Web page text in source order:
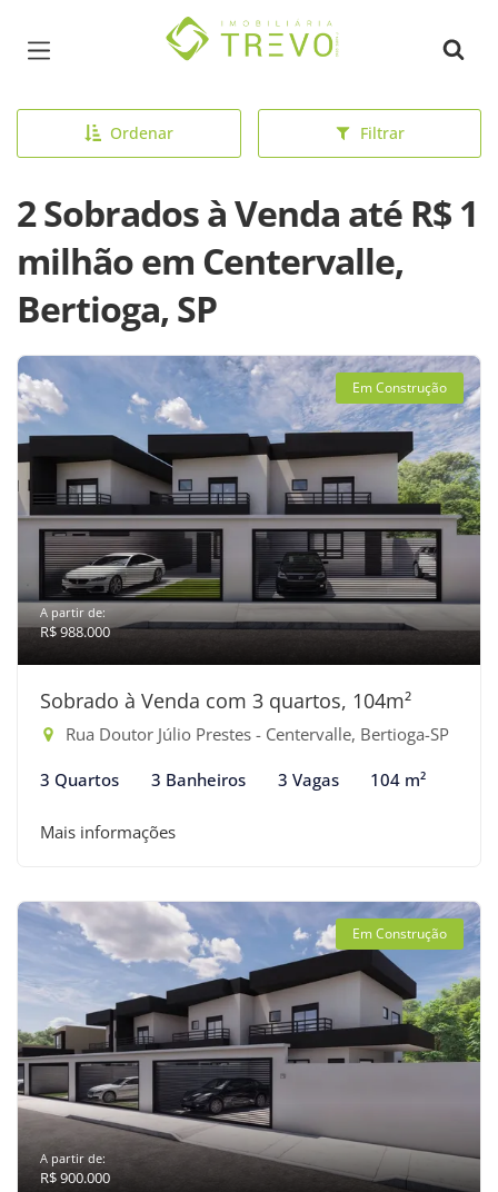
Página inicial
Ordenar Filtrar
2 Sobrados à Venda até R$ 1
milhão em Centervalle,
Bertioga, SP
Em Construção
A partir de:
R$ 988.000
Sobrado à Venda com 3 quartos, 104m²
Rua Doutor Júlio Prestes - Centervalle, Bertioga-SP
3 Quartos 3 Banheiros 3 Vagas 104 m²
Mais informações
Em Construção
A partir de:
R$ 900.000